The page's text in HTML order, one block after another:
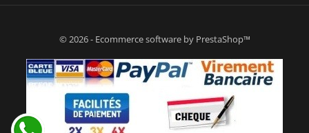
© 2026 - Ecommerce software by PrestaShop™